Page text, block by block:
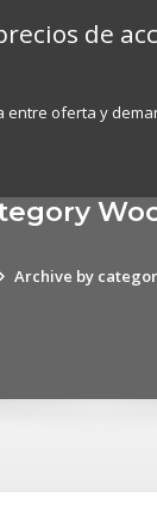
de
entre oferta y
Archive by